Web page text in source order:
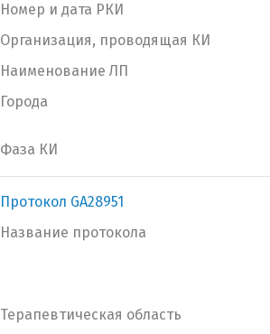
Номер и дата РКИ
Организация, проводящая КИ
Наименование ЛП
Города
Фаза КИ
Протокол GA28951
Название протокола
Терапевтическая область